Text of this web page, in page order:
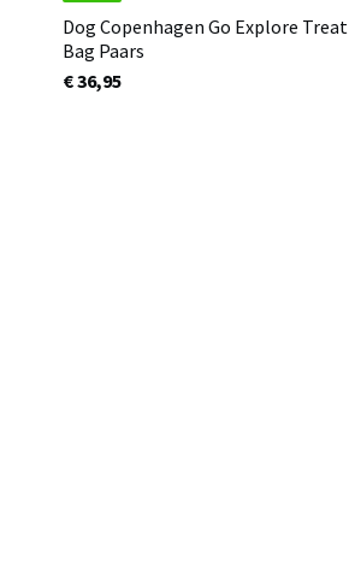
Dog Copenhagen Go Explore Treat
Bag Paars
€ 36,95